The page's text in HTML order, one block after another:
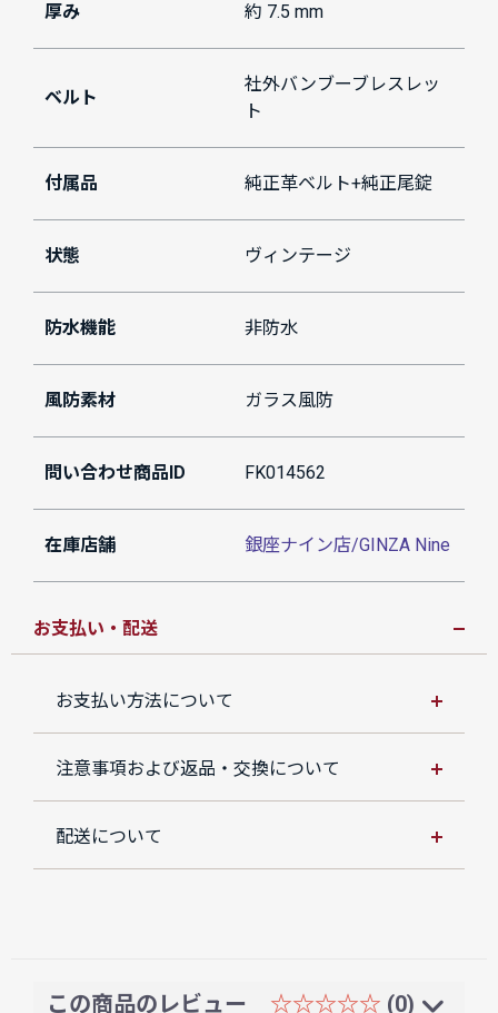
厚み 約 7.5 mm
ベルト
社外バンブーブレスレッ
ト
付属品 純正革ベルト+純正尾錠
状態 ヴィンテージ
防水機能 非防水
風防素材 ガラス風防
問い合わせ商品ID FK014562
在庫店舗 銀座ナイン店/GINZA Nine
お支払い・配送
お支払い方法について
注意事項および返品・交換について
配送について
この商品のレビュー ☆☆☆☆☆ (0)